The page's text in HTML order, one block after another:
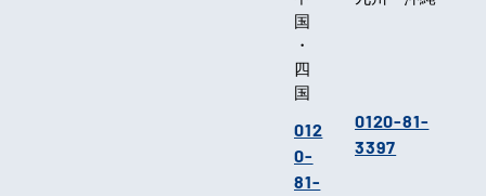
国
・
四
国
012
0-
81-
0120-81-
3397